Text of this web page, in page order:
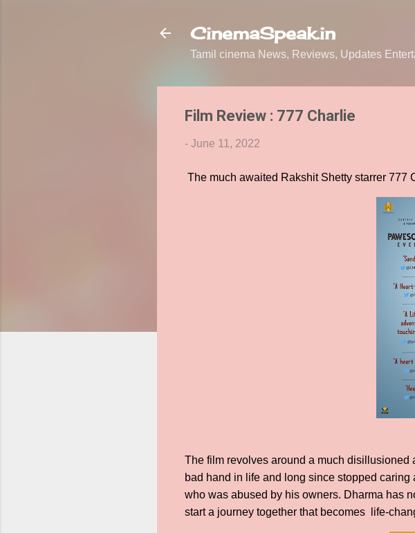
CinemaSpeak.in
Tamil cinema News, Reviews, Updates
Film Review : 777 Charlie
- June 11, 2022
The much awaited Rakshit Shetty starrer 777
The film revolves around a much
bad hand in life and long since stopped
who was abused by his owners. Dharma has
start a journey together that becomes life-